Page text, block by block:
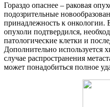
Гораздо опаснее – раковая
подозрительные
принадлежность к онкологии.
опухоли подтвердился,
патологические клетки и
Дополнительно используется
случае распространения
может понадобиться полное